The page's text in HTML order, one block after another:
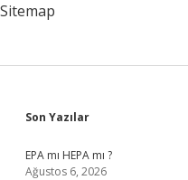
Sitemap
Sidebar
Son Yazılar
EPA mı HEPA mı ?
Ağustos 6, 2026